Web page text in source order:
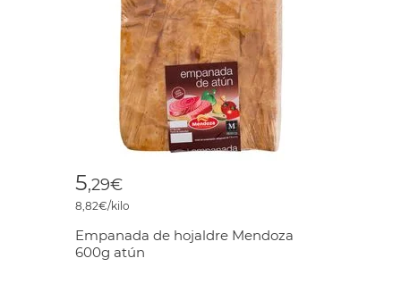
5,29€
8,82€/kilo
Empanada de hojaldre Mendoza
600g atún